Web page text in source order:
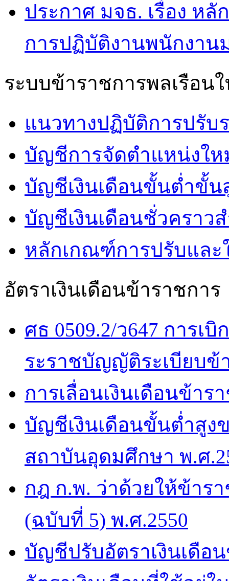
ประกาศ มจธ. เรื่อง ห
การปฏิบัติงานพนักงาน
ระบบข้าราชการพลเรือน
แนวทางปฏิบัติการปรับ
บัญชีการจัดตำแหน่งให
บัญชีเงินเดือนขั้นต่ำขั้น
บัญชีเงินเดือนชั่วคราว
หลักเกณฑ์การปรับและ
อัตราเงินเดือนข้าราชการ
ศธ 0509.2/ว647 การเ
ระราชบัญญัติระเบียบข้
การเลื่อนเงินเดือนข้า
บัญชีเงินเดือนขั้นต่ำสูง
สถาบันอุดมศึกษา พ.ศ
กฎ ก.พ. ว่าด้วยให้ข้าร
(ฉบับที่ 5) พ.ศ.2550
บัญชีปรับอัตราเงินเดือ